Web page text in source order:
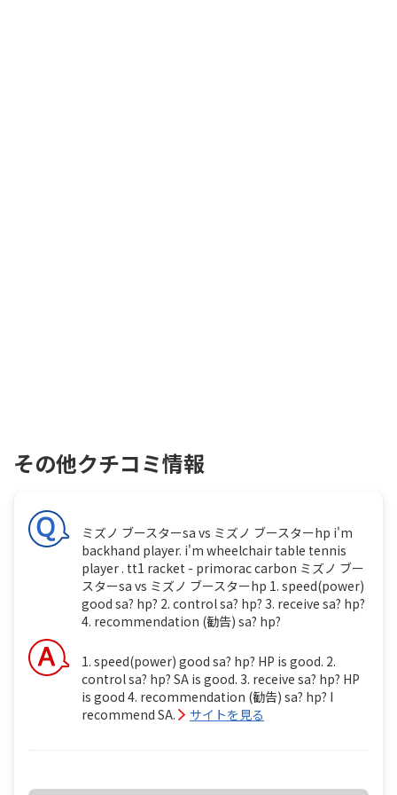
その他クチコミ情報
ミズノ ブースターsa vs ミズノ ブースターhp i'm
backhand player. i'm wheelchair table tennis
player . tt1 racket - primorac carbon ミズノ ブー
スターsa vs ミズノ ブースターhp 1. speed(power)
good sa? hp? 2. control sa? hp? 3. receive sa? hp?
4. recommendation (勧告) sa? hp?
1. speed(power) good sa? hp? HP is good. 2.
control sa? hp? SA is good. 3. receive sa? hp? HP
is good 4. recommendation (勧告) sa? hp? I
recommend SA.
サイトを見る
ミズノ ブースターsa vs ミズノ ブースターhp i'm